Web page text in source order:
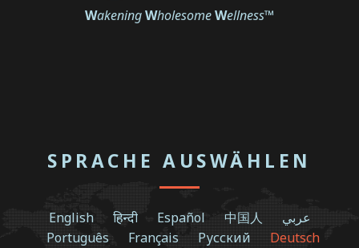
WakeningWholesomeWellness™
SPRACHE AUSWÄHLEN
English हिन्दी Español 中国人
عربي
Português
Français Русский
Deutsch